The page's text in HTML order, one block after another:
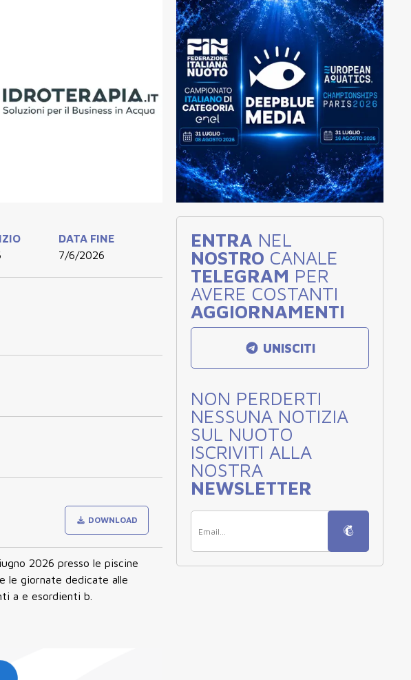
DATA FINE
7/6/2026
DOWNLOAD
2026 presso le piscine
le giornate dedicate alle
a e esordienti b.
ENTRA NEL
NOSTRO CANALE
TELEGRAM PER
AVERE COSTANTI
AGGIORNAMENTI
UNISCITI
NON PERDERTI
NESSUNA NOTIZIA
SUL NUOTO
ISCRIVITI ALLA
NOSTRA
NEWSLETTER